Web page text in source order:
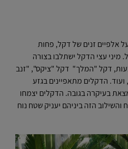
אלפיים זנים של דקל, פחות
עצי הדקל ישתלבו בצורה
דקל "המלך" דקל "ציקס", "זנב
הדקלים מתאפיינים בגזע
בעיקרה בגובה. הדקלים יצמחו
הזה ביניהם יעניק שטח נוח